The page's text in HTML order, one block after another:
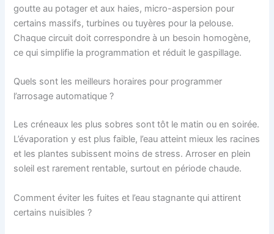
goutte au potager et aux haies, micro-aspersion pour
certains massifs, turbines ou tuyères pour la pelouse.
Chaque circuit doit correspondre à un besoin homogène,
ce qui simplifie la programmation et réduit le gaspillage.
Quels sont les meilleurs horaires pour programmer
l’arrosage automatique ?
Les créneaux les plus sobres sont tôt le matin ou en soirée.
L’évaporation y est plus faible, l’eau atteint mieux les racines
et les plantes subissent moins de stress. Arroser en plein
soleil est rarement rentable, surtout en période chaude.
Comment éviter les fuites et l’eau stagnante qui attirent
certains nuisibles ?